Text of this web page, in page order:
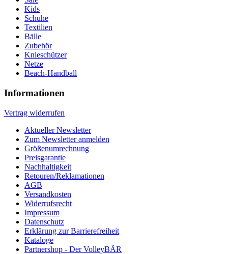
Kids
Schuhe
Textilien
Bälle
Zubehör
Knieschützer
Netze
Beach-Handball
Informationen
Vertrag widerrufen
Aktueller Newsletter
Zum Newsletter anmelden
Größenumrechnung
Preisgarantie
Nachhaltigkeit
Retouren/Reklamationen
AGB
Versandkosten
Widerrufsrecht
Impressum
Datenschutz
Erklärung zur Barrierefreiheit
Kataloge
Partnershop - Der VolleyBÄR